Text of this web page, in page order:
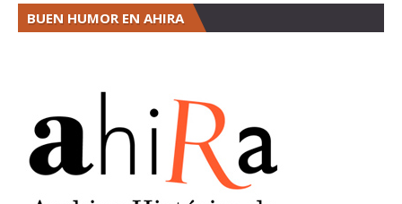
BUEN HUMOR EN AHIRA